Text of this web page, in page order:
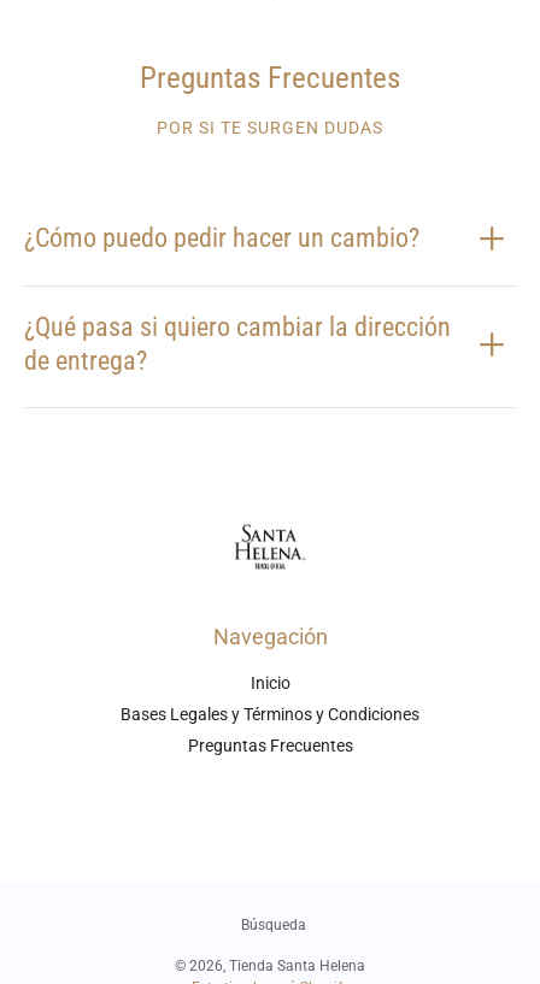
Preguntas Frecuentes
POR SI TE SURGEN DUDAS
¿Cómo puedo pedir hacer un cambio?
¿Qué pasa si quiero cambiar la dirección
de entrega?
Navegación
Inicio
Bases Legales y Términos y Condiciones
Preguntas Frecuentes
Búsqueda
© 2026, Tienda Santa Helena